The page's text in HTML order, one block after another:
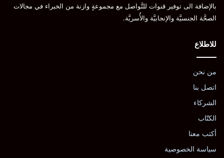
بالإضافة الى توفير قنوات للتَّواصل مع مجموعةٍ وازنة من الخبراء في مجالات
الصحَّة الجنسيَّة والإنجابيَّة والأُسريَّة.
للاطلاع
من نحن
اتصل بنا
الشركاء
الكتّاب
أكتب معنا
سياسة الخصوصية